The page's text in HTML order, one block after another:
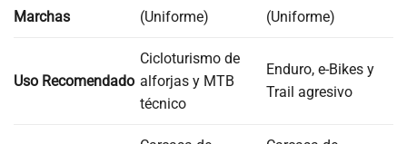
Marchas
(Uniforme)
(Uniforme)
Uso Recomendado
Cicloturismo de
alforjas y MTB
técnico
Enduro, e-Bikes y
Trail agresivo